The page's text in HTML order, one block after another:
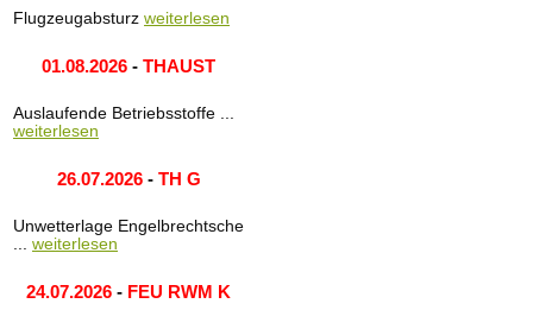
Flugzeugabsturz weiterlesen
01.08.2026 - THAUST
Auslaufende Betriebsstoffe ...
weiterlesen
26.07.2026- TH G
Unwetterlage Engelbrechtsche
... weiterlesen
24.07.2026 - FEU RWM K